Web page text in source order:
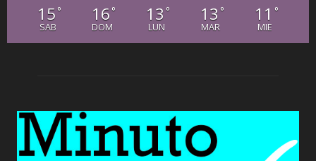
15 °
SAB
16 °
DOM
13 °
LUN
13 °
MAR
11 °
MIE